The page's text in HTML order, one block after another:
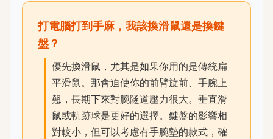
打電腦打到手麻，我該換滑鼠還是換鍵
盤？
優先換滑鼠，尤其是如果你用的是傳統扁
平滑鼠。那會迫使你的前臂旋前、手腕上
翹，長期下來對腕隧道壓力很大。垂直滑
鼠或軌跡球是更好的選擇。鍵盤的影響相
對較小，但可以考慮有手腕墊的款式，確